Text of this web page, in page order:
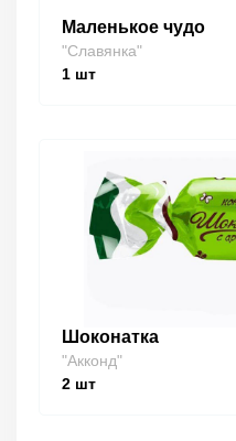
Маленькое чудо
"Славянка"
1 шт
Шоконатка
"Акконд"
2 шт